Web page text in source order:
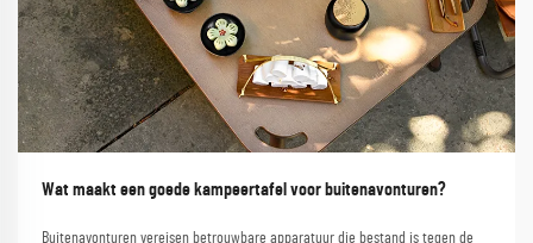
Wat maakt een goede kampeertafel voor buitenavonturen?
Buitenavonturen vereisen betrouwbare apparatuur die bestand is tegen de